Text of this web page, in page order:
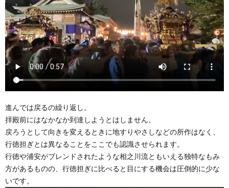
進んでは戻るの繰り返し。
拝殿前にはなかなか到達しようとはしません。
戻ろうとして向きを変えるときに地すりやさしなどの所作はなく、
行徳担ぎとは異なることをここでも認識させられます。
行徳や浦安がブレンドされたような相之川流ともいえる独特なもみ
方があるものの、行徳担ぎに比べると目にする機会は圧倒的に少な
いです。